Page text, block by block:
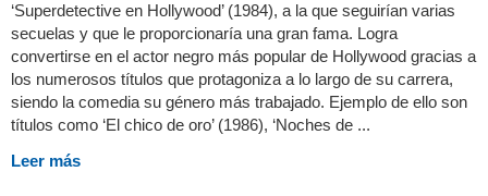
‘Superdetective en Hollywood’ (1984), a la que seguirían varias
secuelas y que le proporcionaría una gran fama. Logra
convertirse en el actor negro más popular de Hollywood gracias a
los numerosos títulos que protagoniza a lo largo de su carrera,
siendo la comedia su género más trabajado. Ejemplo de ello son
títulos como ‘El chico de oro’ (1986), ‘Noches de ...
Leer más